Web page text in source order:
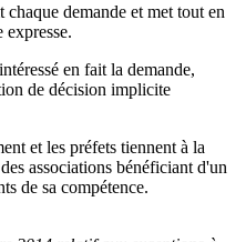
demande et met tout en
en fait la demande,
de décision implicite
et les préfets tiennent à la
associations bénéficiant d'un
de sa compétence.